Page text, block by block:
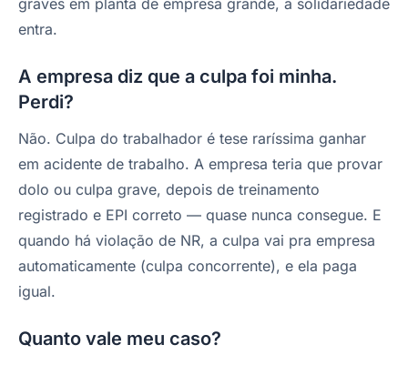
graves em planta de empresa grande, a solidariedade
entra.
A empresa diz que a culpa foi minha.
Perdi?
Não. Culpa do trabalhador é tese raríssima ganhar
em acidente de trabalho. A empresa teria que provar
dolo ou culpa grave, depois de treinamento
registrado e EPI correto — quase nunca consegue. E
quando há violação de NR, a culpa vai pra empresa
automaticamente (culpa concorrente), e ela paga
igual.
Quanto vale meu caso?